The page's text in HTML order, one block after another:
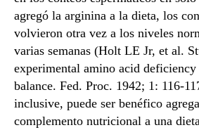
agregó la arginina a la dieta, los
volvieron otra vez a los niveles
varias semanas (Holt LE Jr, et al.
experimental amino acid
balance. Fed. Proc. 1942; 1: 116-
inclusive, puede ser benéfico
complemento nutricional a una